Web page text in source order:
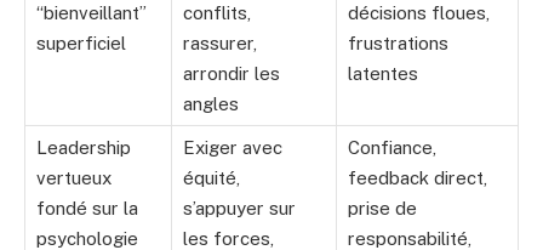
“bienveillant”
superficiel
conflits,
rassurer,
arrondir les
angles
décisions floues,
frustrations
latentes
Leadership
vertueux
fondé sur la
psychologie
Exiger avec
équité,
s’appuyer sur
les forces,
Confiance,
feedback direct,
prise de
responsabilité,